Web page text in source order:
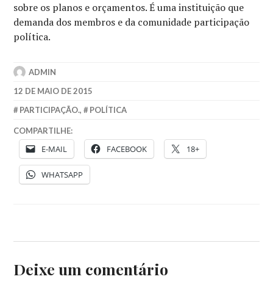
sobre os planos e orçamentos. É uma instituição que
demanda dos membros e da comunidade participação
política.
ADMIN
12 DE MAIO DE 2015
PARTICIPAÇÃO., POLÍTICA
COMPARTILHE:
E-MAIL FACEBOOK 18+
WHATSAPP
Deixe um comentário